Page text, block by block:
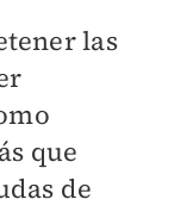
las
que
de